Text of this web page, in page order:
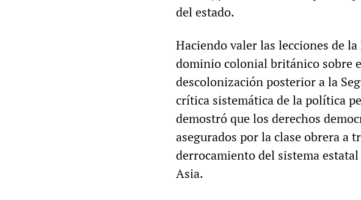
del estado.
Haciendo valer las lecciones de
dominio colonial británico sobre
descolonización posterior a la
crítica sistemática de la política
demostró que los derechos
asegurados por la clase obrera a
derrocamiento del sistema
Asia.